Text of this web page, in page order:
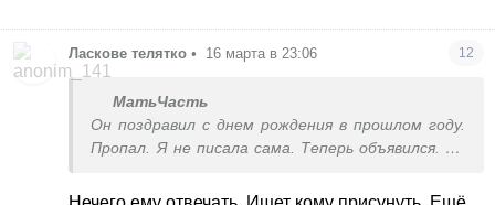
Ласкове телятко • 16 марта в 23:06 12
МатьЧасть
Он поздравил с днем рождения в прошлом году.
Пропал. Я не писала сама. Теперь объявился. До